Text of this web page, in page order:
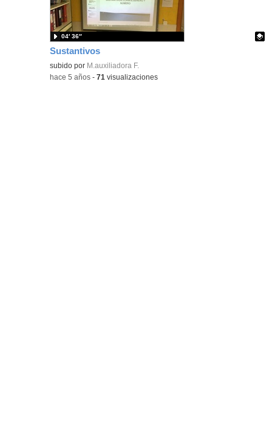
Sustantivos
Contenido educativo.
subido por M.auxiliadora F.
04′ 36″
-hace 5 años -71 visualizaciones